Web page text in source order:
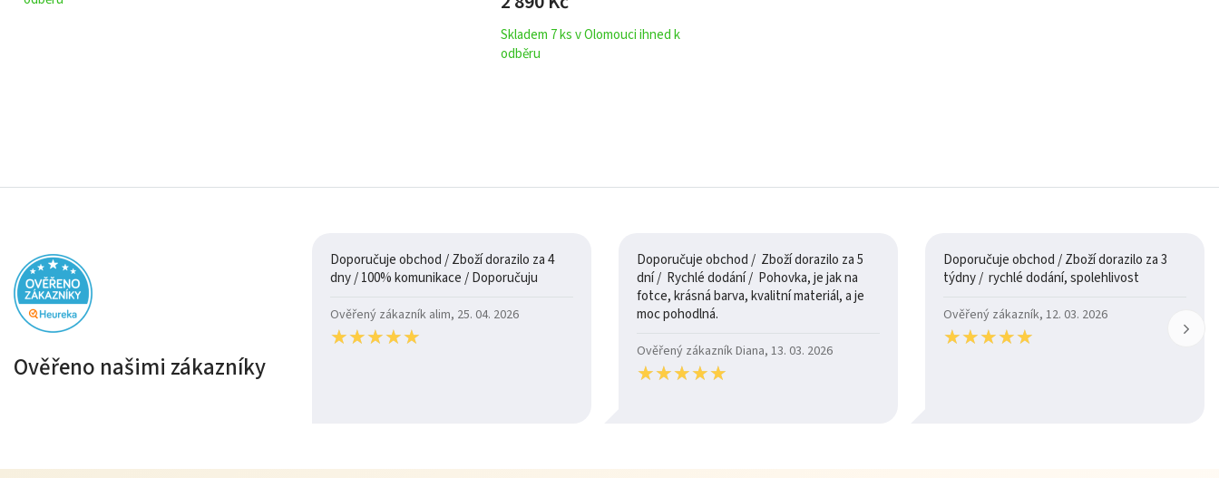
Skladem 7 ks v Olomouci ihned k
odběru
Ověřeno našimi zákazníky
Doporučuje obchod / Zboží dorazilo za 4
dny / 100% komunikace / Doporučuju
Ověřený zákazník alim, 25. 04. 2026
★★★★★
★★★★★
Doporučuje obchod / Zboží dorazilo za 5
dní / Rychlé dodání / Pohovka, je jak na
fotce, krásná barva, kvalitní materiál, a je
moc pohodlná.
Ověřený zákazník Diana, 13. 03. 2026
★★★★★
★★★★★
Doporučuje obchod / Zboží dorazilo za 3
týdny / rychlé dodání, spolehlivost
Ověřený zákazník, 12. 03. 2026
★★★★★
★★★★★